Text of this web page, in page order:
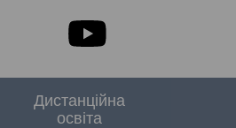
Дистанційна
освіта